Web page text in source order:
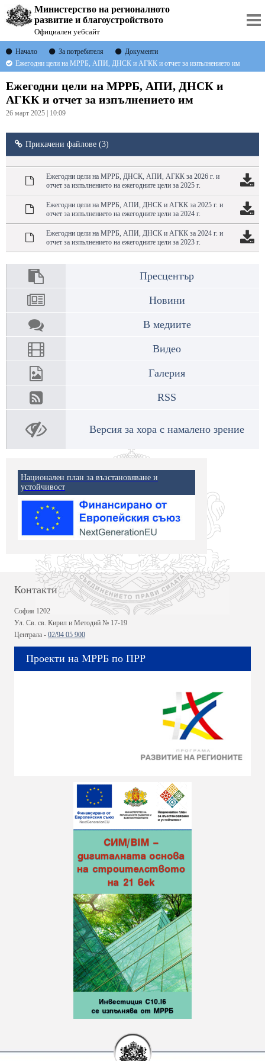
Министерство на регионалното
развитие и благоустройството
Официален уебсайт
Начало За потребителя
Документи
Ежегодни цели на МРРБ, АПИ, ДНСК и АГКК и отчет за изпълнението им
Ежегодни цели на МРРБ, АПИ, ДНСК и
АГКК и отчет за изпълнението им
26 март 2025 | 10:09
Прикачени файлове (3)
Ежегодни цели на МРРБ, ДНСК, АПИ, АГКК за 2026 г. и
отчет за изпълнението на ежегодните цели за 2025 г.
Ежегодни цели на МРРБ, АПИ, ДНСК и АГКК за 2025 г. и
отчет за изпълнението на ежегодните цели за 2024 г.
Ежегодни цели на МРРБ, АПИ, ДНСК и АГКК за 2024 г. и
отчет за изпълнението на ежегодните цели за 2023 г.
Пресцентър
Новини
В медиите
Видео
Галерия
RSS
Версия за хора с намалено зрение
Национален план за възстановяване и
устойчивост
Контакти
София 1202
Ул. Св. св. Кирил и Методий № 17-19
Централа - 02/94 05 900
Проекти на МРРБ по ПРР